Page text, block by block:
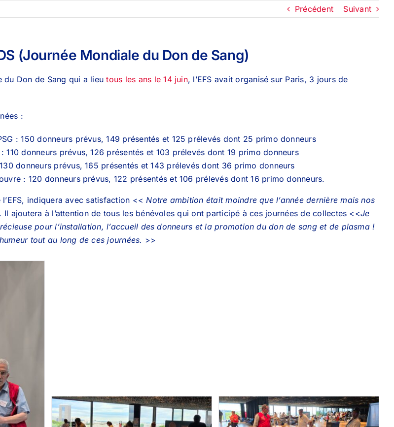
Précédent Suivant
(Journée Mondiale du Don de Sang)
du Don de Sang qui a lieutous les ans le 14 juin, l’EFS avait organisé sur Paris, 3 jours de
:
: 150 donneurs prévus, 149 présentés et 125 prélevés dont 25 primo donneurs
: 110 donneurs prévus, 126 présentés et 103 prélevés dont 19 primo donneurs
donneurs prévus, 165 présentés et 143 prélevés dont 36 primo donneurs
: 120 donneurs prévus, 122 présentés et 106 prélevés dont 16 primo donneurs.
indiquera avec satisfaction << Notre ambition était moindre que l’année dernière mais nos
. Il ajoutera à l’attention de tous les bénévoles qui ont participé à ces journées de collectes <<Je
pour l’installation, l’accueil des donneurs et la promotion du don de sang et de plasma !
tout au long de ces journées. >>